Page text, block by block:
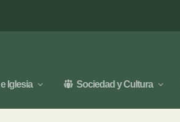
e Iglesia Sociedad y Cultura